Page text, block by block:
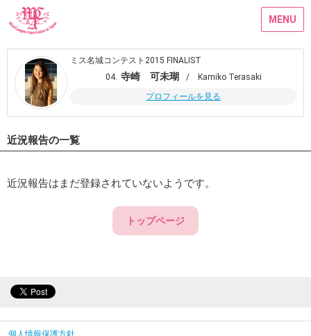
MENU
ミス名城コンテスト2015 FINALIST
04. 寺崎 可未瑚
/ Kamiko Terasaki
プロフィールを見る
近況報告の一覧
近況報告はまだ登録されていないようです。
トップページ
個人情報保護方針